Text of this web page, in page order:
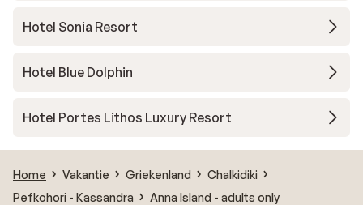
Hotel Sonia Resort
Hotel Blue Dolphin
Hotel Portes Lithos Luxury Resort
Home Vakantie Griekenland
Chalkidiki
Pefkohori - Kassandra
Anna Island - adults only